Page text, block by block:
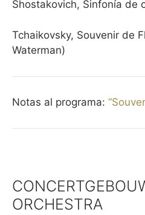
Shostakovich, Sinfonía de
Tchaikovsky, Souvenir de
Waterman)
Notas al programa:
ORCHESTRA